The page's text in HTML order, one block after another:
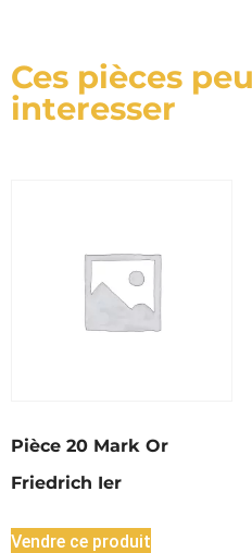
Ces pièces
interesser
Pièce 20 Mark Or
Friedrich Ier
Vendre ce produit